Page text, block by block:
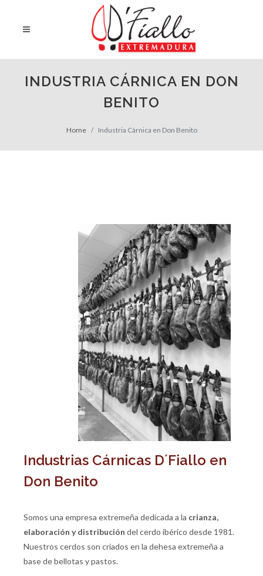
INDUSTRIA CÁRNICA EN DON
BENITO
Home Industria Cárnica en Don Benito
Industrias Cárnicas D´Fiallo en
Don Benito
Somos una empresa extremeña dedicada a la crianza,
elaboración y distribución del cerdo ibérico desde 1981.
Nuestros cerdos son criados en la dehesa extremeña a
base de bellotas y pastos.